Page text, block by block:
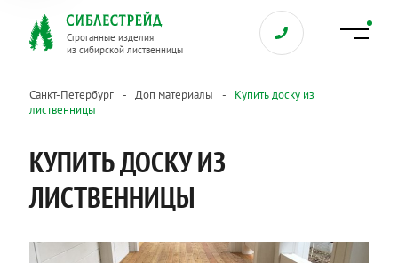
Строганные изделия
из сибирской лиственницы
Санкт-Петербург Доп материалы
Купить доску из
лиственницы
КУПИТЬ ДОСКУ ИЗ
ЛИСТВЕННИЦЫ